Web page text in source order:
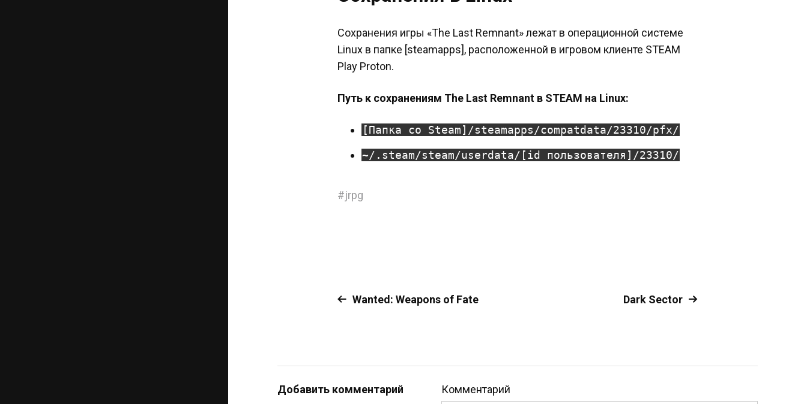
Сохранения игры «The Last Remnant» лежат в операционной системе
Linux в папке [steamapps], расположенной в игровом клиенте STEAM
Play Proton.
Путь к сохранениям The Last Remnant в STEAM на Linux:
[Папка со Steam]/steamapps/compatdata/23310/pfx/
~/.steam/steam/userdata/[id пользователя]/23310/
#jrpg
Wanted: Weapons of Fate Dark Sector
Добавить комментарий Комментарий